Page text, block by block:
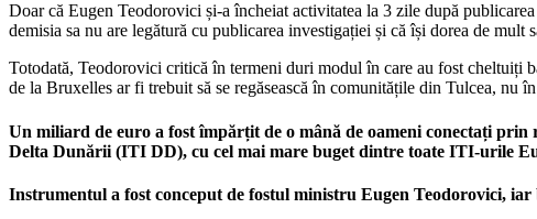
Doar că Eugen Teodorovici și-a încheiat activitatea la 3 zile după publicarea
demisia sa nu are legătură cu publicarea investigației și că își dorea de mult
Totodată, Teodorovici critică în termeni duri modul în care au fost cheltuiți
de la Bruxelles ar fi trebuit să se regăsească în comunitățile din Tulcea, nu
Un miliard de euro a fost împărțit de o mână de oameni conectați
Delta Dunării (ITI DD), cu cel mai mare buget dintre toate ITI-urile
Instrumentul a fost conceput de fostul ministru Eugen Teodorovici,